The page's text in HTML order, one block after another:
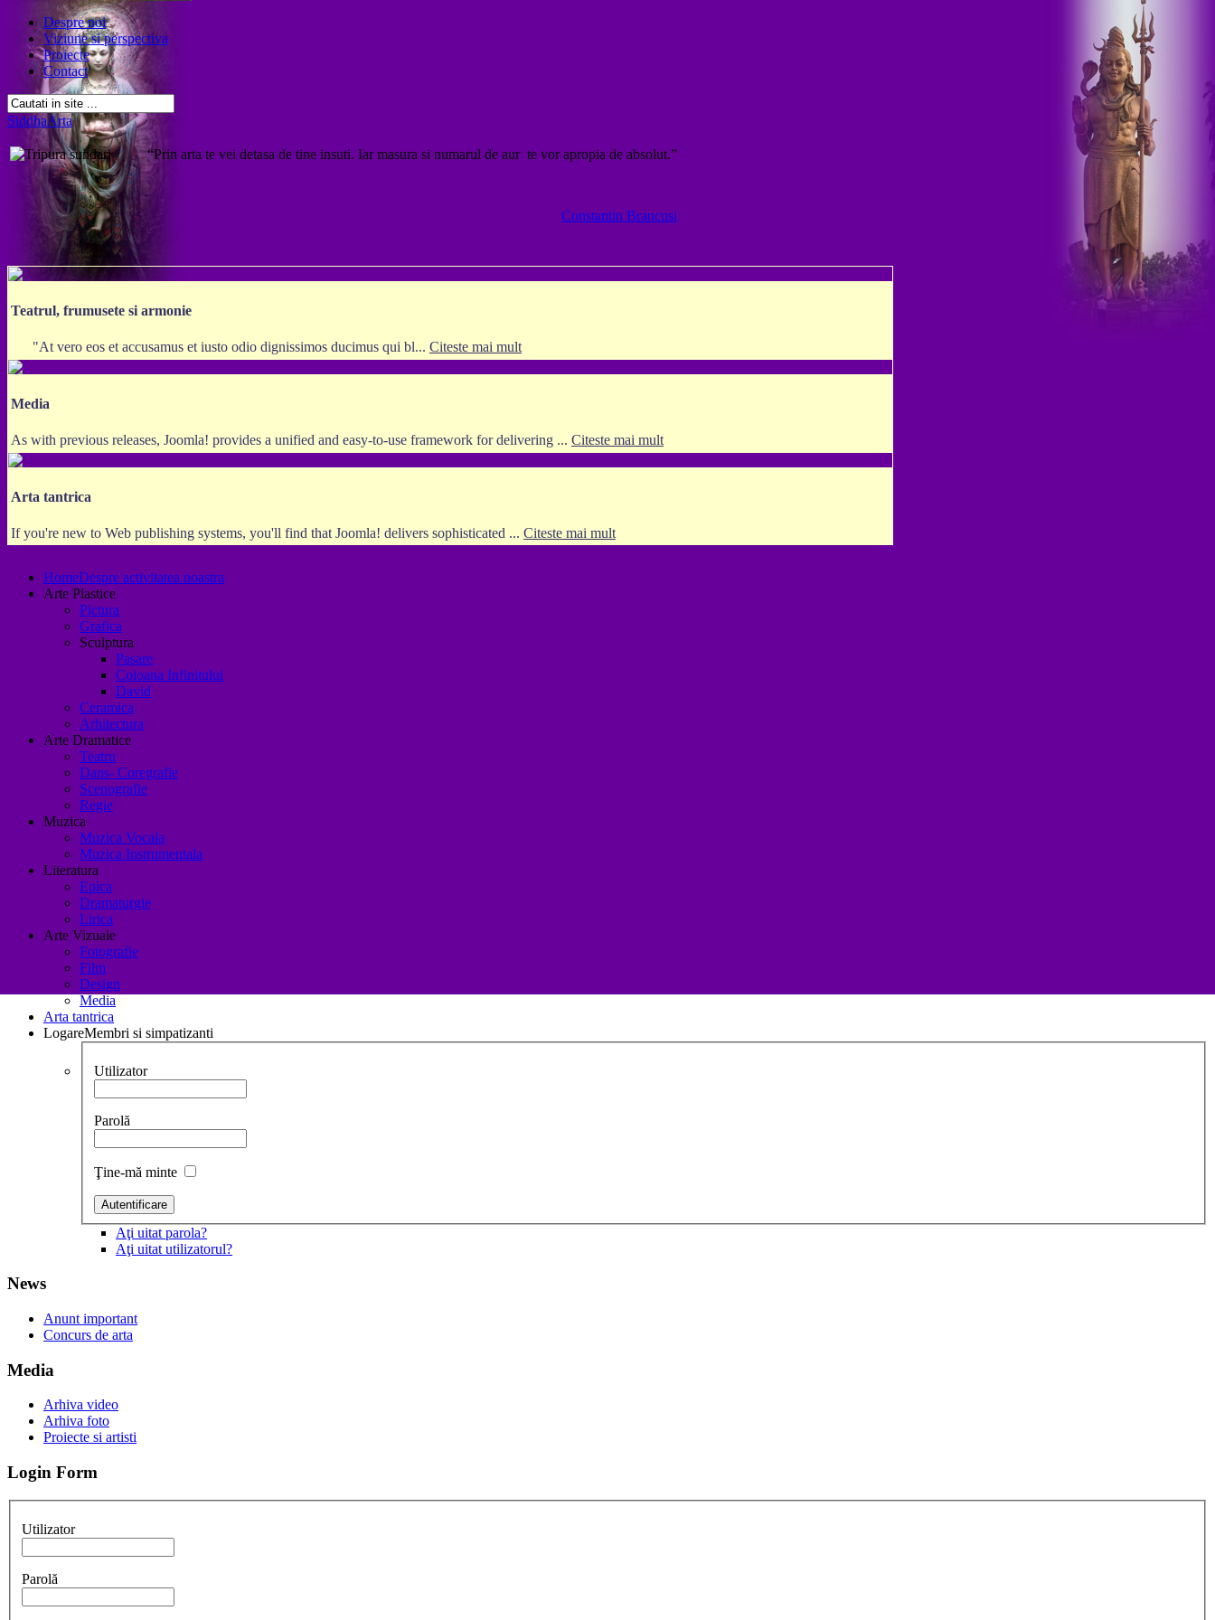
Despre noi
Viziune si perspectiva
Proiecte
Contact
SiddhaArta
“Prin arta te vei detasa de tine insuti. Iar masura si numarul de aur te vor apropia de absolut.”
Constantin Brancusi
Teatrul, frumusete si armonie
"At vero eos et accusamus et iusto odio dignissimos ducimus qui bl... Citeste mai mult
Media
As with previous releases, Joomla! provides a unified and easy-to-use framework for delivering ... Citeste mai mult
Arta tantrica
If you're new to Web publishing systems, you'll find that Joomla! delivers sophisticated ... Citeste mai mult
HomeDespre activitatea noastra
Arte Plastice
Pictura
Grafica
Sculptura
Pasare
Coloana Infinitului
David
Ceramica
Arhitectura
Arte Dramatice
Teatru
Dans- Coregrafie
Scenografie
Regie
Muzica
Muzica Vocala
Muzica Instrumentala
Literatura
Epica
Dramaturgie
Lirica
Arte Vizuale
Fotografie
Film
Design
Media
Arta tantrica
LogareMembri si simpatizanti
Utilizator
Parolă
Ţine-mă minte
Aţi uitat parola?
Aţi uitat utilizatorul?
News
Anunt important
Concurs de arta
Media
Arhiva video
Arhiva foto
Proiecte si artisti
Login Form
Utilizator
Parolă